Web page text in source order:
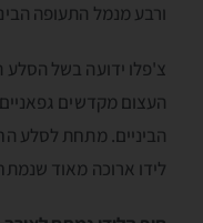
ורבע מנמל התעופה
צ'פלו ידועה בשל
העצום מקדשים
הביניים. מתחת לסלע
לידו ארוכה מאוד